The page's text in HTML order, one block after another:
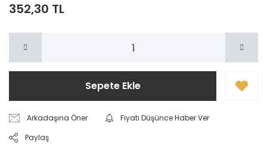
352,30 TL
Sepete Ekle
Arkadaşına Öner
Fiyatı Düşünce Haber Ver
Paylaş